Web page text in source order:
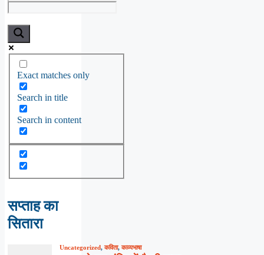
Exact matches only
Search in title
Search in content
सप्ताह का
सितारा